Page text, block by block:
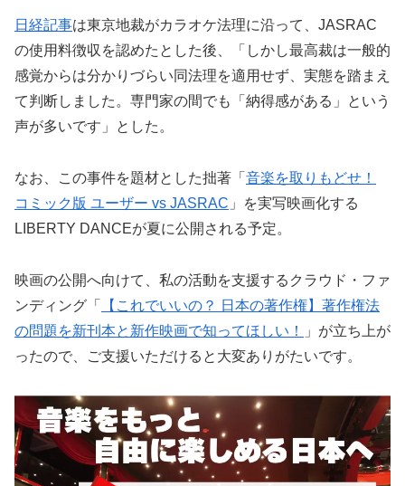
日経記事は東京地裁がカラオケ法理に沿って、JASRAC
の使用料徴収を認めたとした後、「しかし最高裁は一般的
感覚からは分かりづらい同法理を適用せず、実態を踏まえ
て判断しました。専門家の間でも「納得感がある」という
声が多いです」とした。
なお、この事件を題材とした拙著「 音楽を取りもどせ！
コミック版 ユーザー vs JASRAC 」を実写映画化する
LIBERTY DANCEが夏に公開される予定。
映画の公開へ向けて、私の活動を支援するクラウド・ファ
ンディング「
【これでいいの？ 日本の著作権】著作権法
の問題を新刊本と新作映画で知ってほしい！
」が立ち上が
ったので、ご支援いただけると大変ありがたいです。